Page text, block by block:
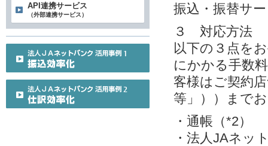
振込・振替サ
３ 対応方法
以下の３点を
にかかる手数
客様はご契約
等」））まで
・通帳（*2）
・法人JAネッ
API連携サービス
（外部連携サービス）